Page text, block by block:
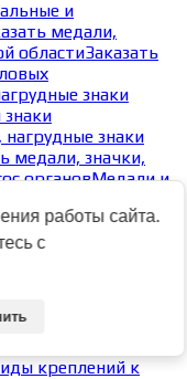
и
медали,
областиЗаказать
знаки
знаки
нагрудные знаки
медали, значки,
органовМедали и
Награды
знаки
значки,
креплений к
работы сайта.
с